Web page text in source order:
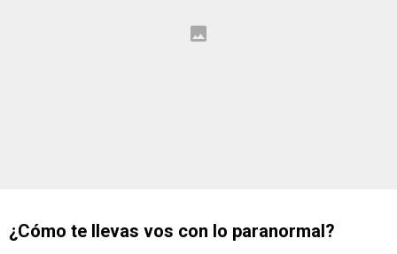
¿Cómo te llevas vos con lo paranormal?